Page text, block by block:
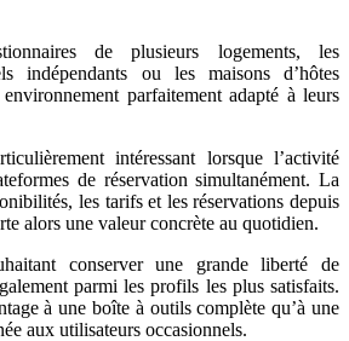
de plusieurs logements, les
indépendants ou les maisons d’hôtes
parfaitement adapté à leurs
intéressant lorsque l’activité
de réservation simultanément. La
les tarifs et les réservations depuis
alors une valeur concrète au quotidien.
conserver une grande liberté de
parmi les profils les plus satisfaits.
à une boîte à outils complète qu’à une
aux utilisateurs occasionnels.